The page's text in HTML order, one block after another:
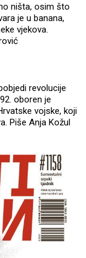
ništa, osim što
je u banana,
vjekova.
revolucije
oboren je
vojske, koji
Piše Anja Kožul